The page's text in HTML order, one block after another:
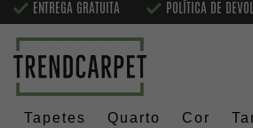
ENTREGA GRATUITA POLÍTICA DE
Tapetes Quarto Cor